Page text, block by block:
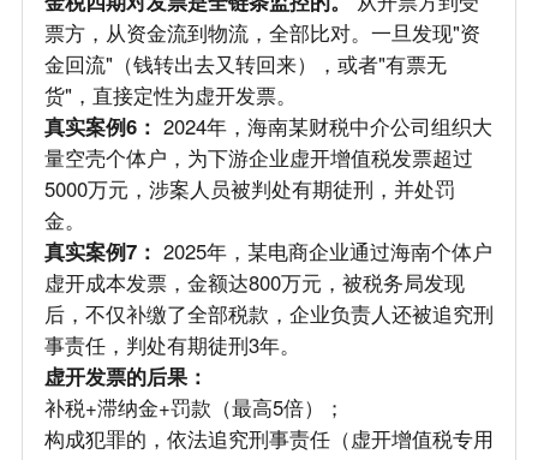
票方，从资金流到物流，全部比对。一旦发现"资
金回流"（钱转出去又转回来），或者"有票无
货"，直接定性为虚开发票。
真实案例6： 2024年，海南某财税中介公司组织大
量空壳个体户，为下游企业虚开增值税发票超过
5000万元，涉案人员被判处有期徒刑，并处罚
金。
真实案例7： 2025年，某电商企业通过海南个体户
虚开成本发票，金额达800万元，被税务局发现
后，不仅补缴了全部税款，企业负责人还被追究刑
事责任，判处有期徒刑3年。
虚开发票的后果：
补税+滞纳金+罚款（最高5倍）；
构成犯罪的，依法追究刑事责任（虚开增值税专用